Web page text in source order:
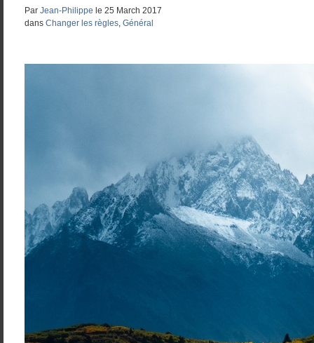
Par Jean-Philippe le 25 March 2017
dans Changer les règles, Général